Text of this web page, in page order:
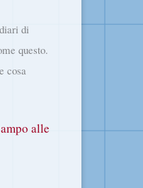
di
questo.
cosa
alle